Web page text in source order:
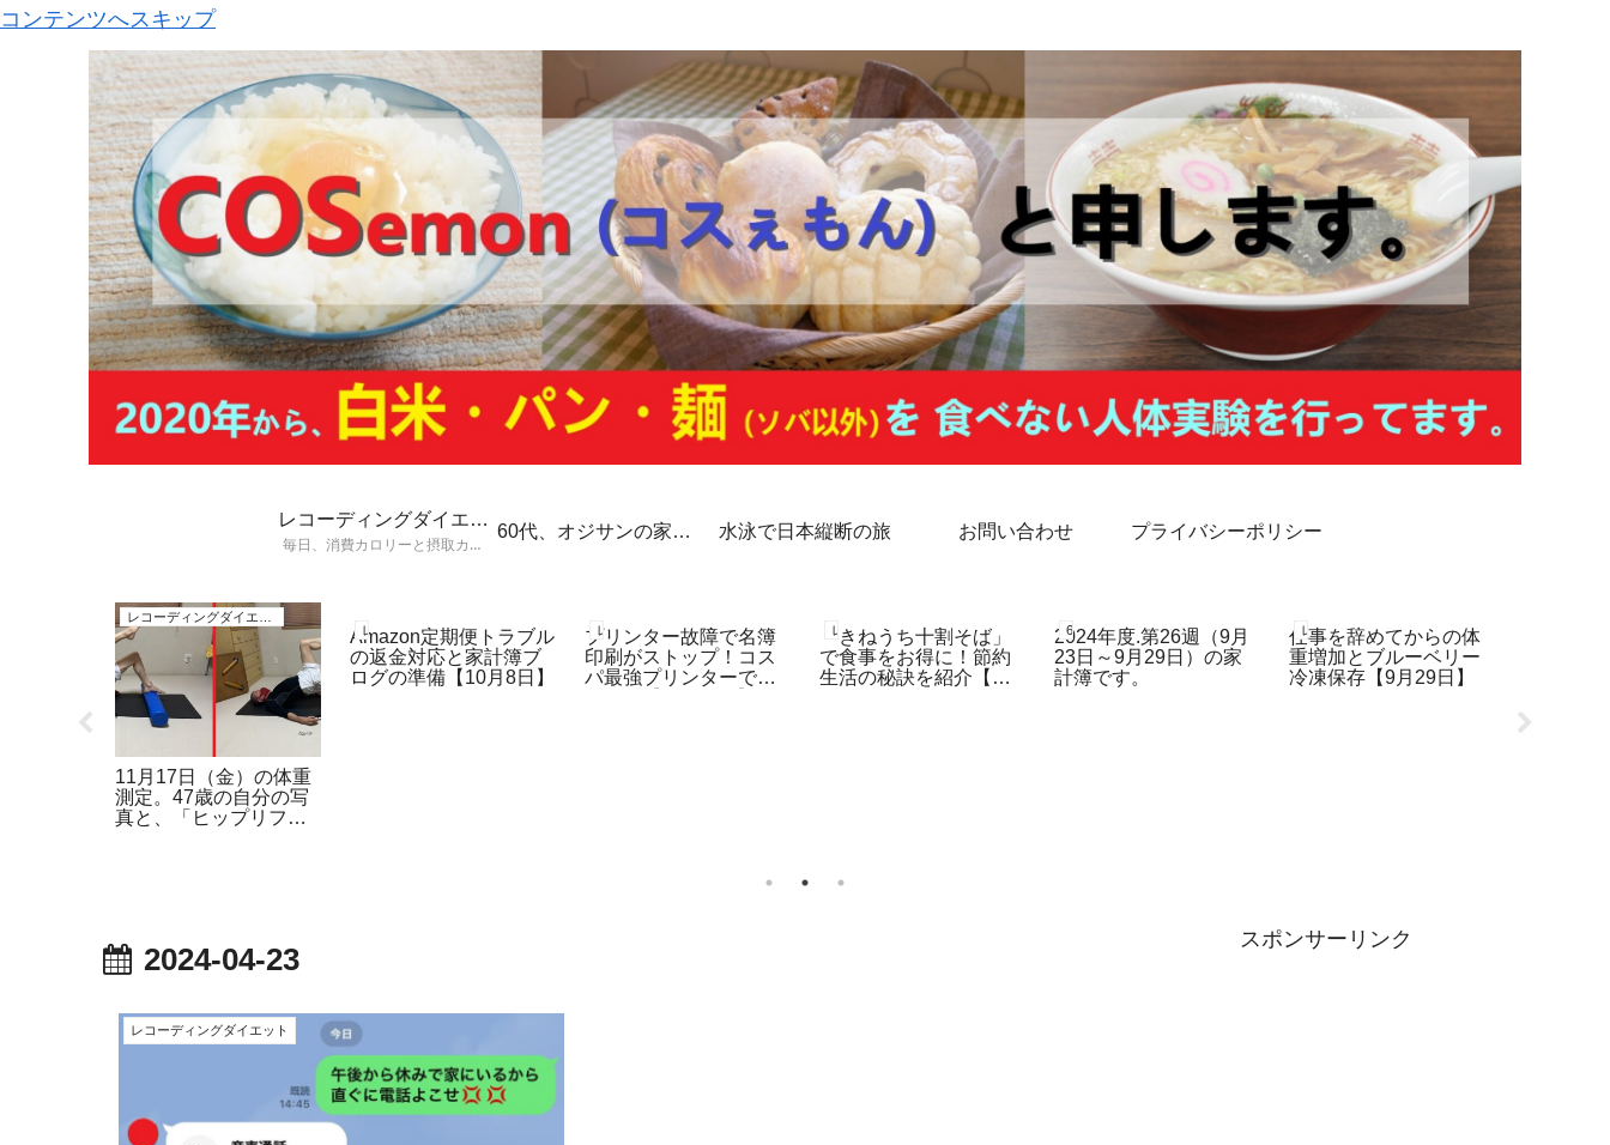
コンテンツへスキップ
レコーディングダイエッ
ト
毎日、消費カロリーと摂取カロ
60代、オジサンの家計 水泳で日本縦断の旅 お問い合わせ プライバシーポリシー
11月17日（金）の体重
測定。47歳の自分の写
真と、「ヒップリフ
レコーディングダイエット
Amazon定期便トラブル
の返金対応と家計簿ブ
ログの準備【10月8日】
レコーディングダイエット
プリンター故障で名簿
印刷がストップ！コス
パ最強プリンターで再
レコーディングダイエット
「きねうち十割そば」
で食事をお得に！節約
生活の秘訣を紹介【レ
60代、オジサンの家計簿
2024年度.第26週（9月
23日～9月29日）の家
計簿です。
レコーディングダイエット
仕事を辞めてからの体
重増加とブルーベリー
冷凍保存【9月29日】
2024-04-23
レコーディングダイエット
スポンサーリンク